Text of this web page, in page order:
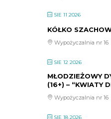
SIE 11 2026
KÓŁKO
Wypożyczalnia nr 16
SIE 12 2026
MŁODZIEŻOWY
(16+) – “KWIATY
Wypożyczalnia nr 16
SIE 18 2026